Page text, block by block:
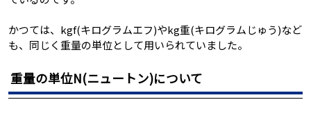
かつては、kgf(キログラムエフ)やkg重(キログラムじゅう)など
も、同じく重量の単位として用いられていました。
重量の単位N(ニュートン)について